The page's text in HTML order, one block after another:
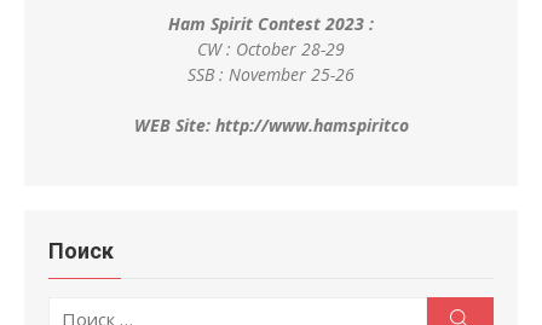
Ham Spirit Contest 2023 :
CW : October 28-29
SSB : November 25-26
WEB Site: http://www.hamspiritco
Поиск
Поиск